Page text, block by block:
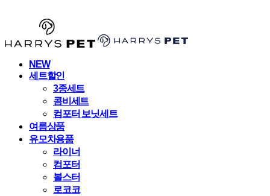
NEW
세트할인
3종세트
콤비세트
컴포터 보닛세트
여름상품
유모차용품
라이너
컴포터
볼스터
로코코